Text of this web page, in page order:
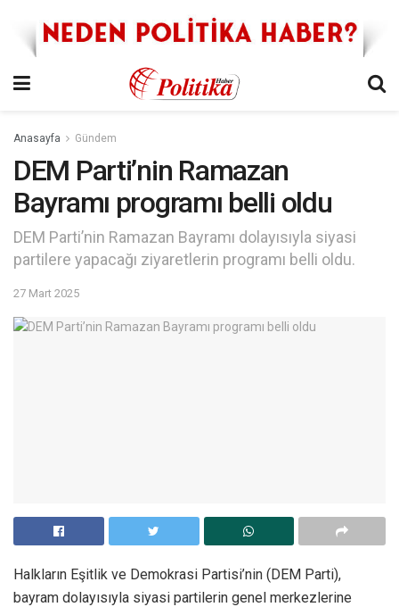
Anasayfa Gündem
DEM Parti’nin Ramazan
Bayramı programı belli oldu
DEM Parti’nin Ramazan Bayramı dolayısıyla siyasi
partilere yapacağı ziyaretlerin programı belli oldu.
27 Mart 2025
Halkların Eşitlik ve Demokrasi Partisi’nin (DEM Parti),
bayram dolayısıyla siyasi partilerin genel merkezlerine